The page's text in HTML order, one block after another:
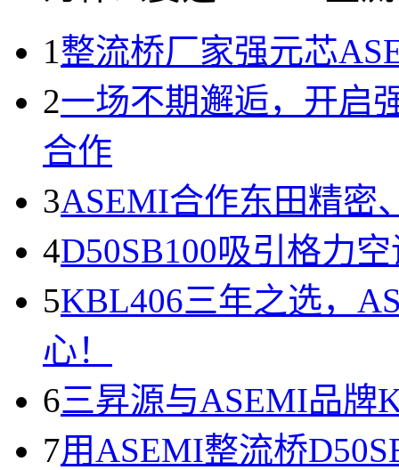
1整流桥厂家强元芯
2一场不期邂逅，开启
合作
3ASEMI合作东田精密
4D50SB100吸引格力
5KBL406三年之选，
心！
6三昇源与ASEMI品牌
7用ASEMI整流桥